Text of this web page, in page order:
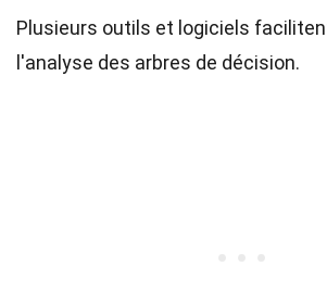
Plusieurs outils et logiciels
l'analyse des arbres de décision.